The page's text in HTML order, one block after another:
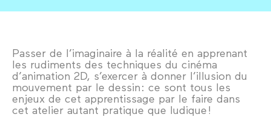
Passer de l’imaginaire à la réalité en apprenant
les rudiments des techniques du cinéma
d’animation 2D, s’exercer à donner l’illusion du
mouvement par le dessin : ce sont tous les
enjeux de cet apprentissage par le faire dans
cet atelier autant pratique que ludique !